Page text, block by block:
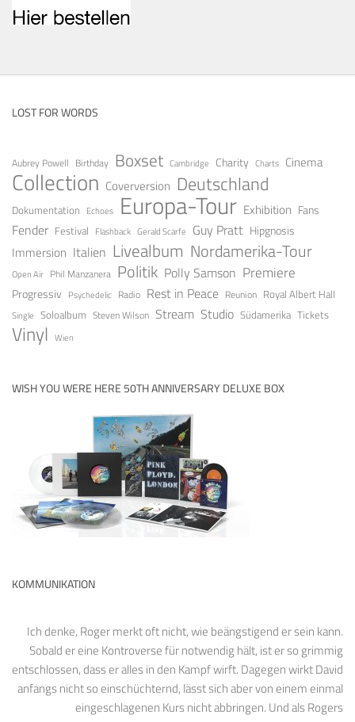
LOST FOR WORDS
Aubrey Powell Birthday Boxset Cambridge Charity Charts Cinema
Collection Coverversion Deutschland
Dokumentation Echoes Europa-Tour Exhibition Fans
Fender Festival Flashback Gerald Scarfe Guy Pratt Hipgnosis
Immersion Italien Livealbum Nordamerika-Tour
Open Air Phil Manzanera Politik Polly Samson Premiere
Progressiv Psychedelic Radio Rest in Peace Reunion Royal Albert Hall
Single Soloalbum Steven Wilson Stream Studio Südamerika Tickets
Vinyl Wien
WISH YOU WERE HERE 50TH ANNIVERSARY DELUXE BOX
KOMMUNIKATION
Ich denke, Roger merkt oft nicht, wie beängstigend er sein kann.
Sobald er eine Kontroverse für notwendig hält, ist er so grimmig
entschlossen, dass er alles in den Kampf wirft. Dagegen wirkt David
anfangs nicht so einschüchternd, lässt sich aber von einem einmal
eingeschlagenen Kurs nicht abbringen. Und als Rogers